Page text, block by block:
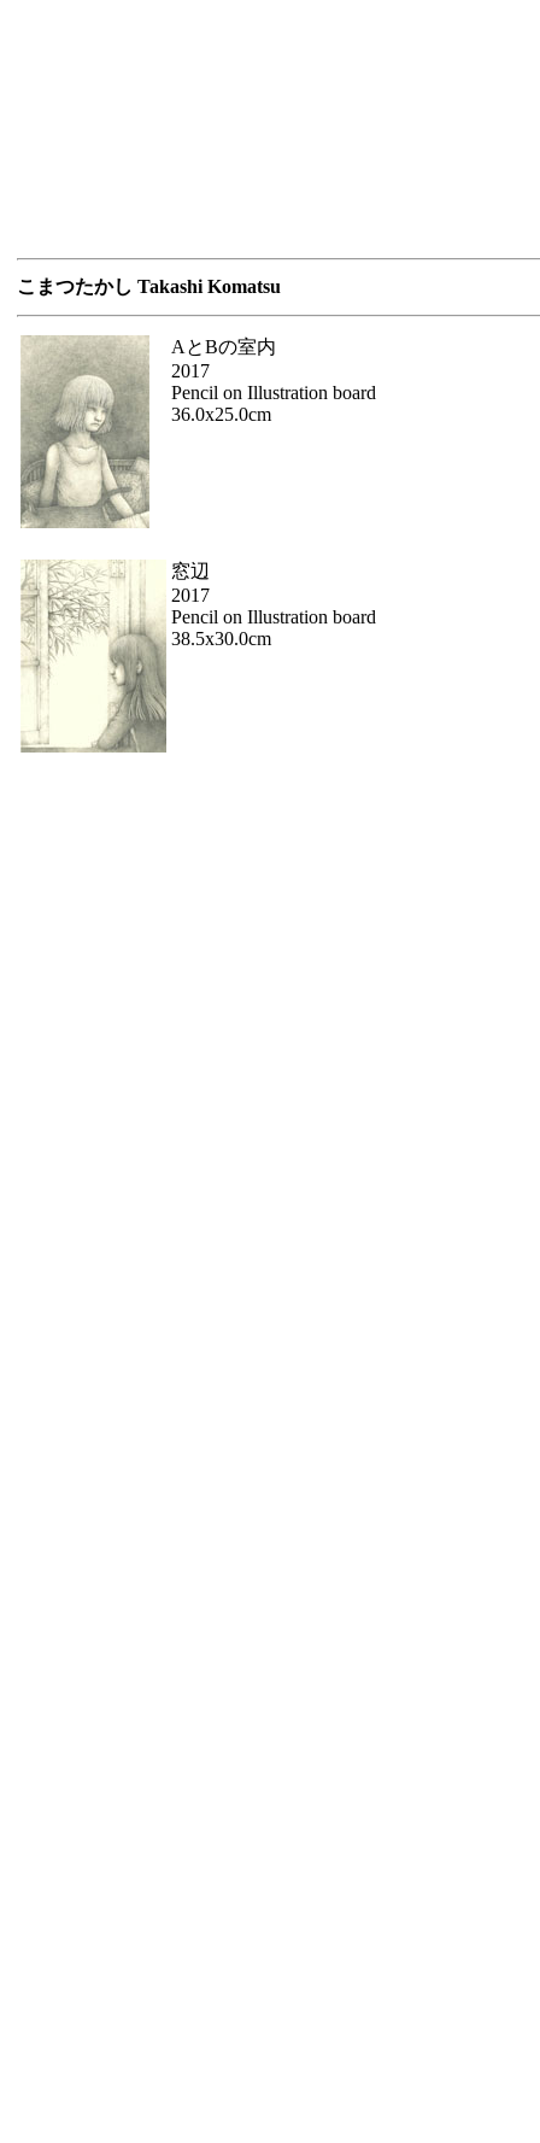
こまつたかし Takashi Komatsu
AとBの室内
2017
Pencil on Illustration board
36.0x25.0cm
窓辺
2017
Pencil on Illustration board
38.5x30.0cm